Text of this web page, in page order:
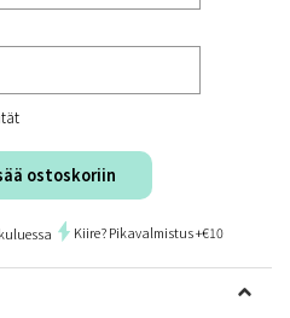
ostoskoriin
Kiire? Pikavalmistus +€10